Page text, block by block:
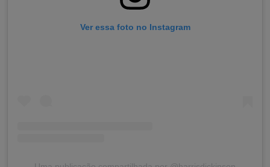
Ver essa foto no Instagram